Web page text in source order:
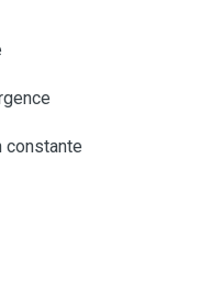
constante